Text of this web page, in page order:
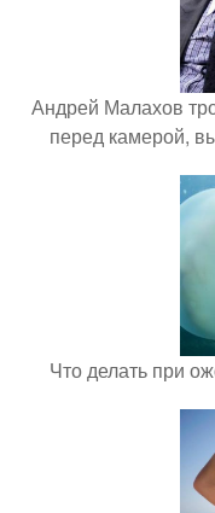
Андрей Малахов
перед камерой,
Что делать при